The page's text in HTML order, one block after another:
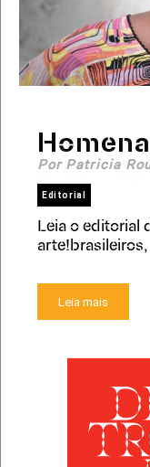
Por Patricia
Editorial
Leia o editorial
Leia mais